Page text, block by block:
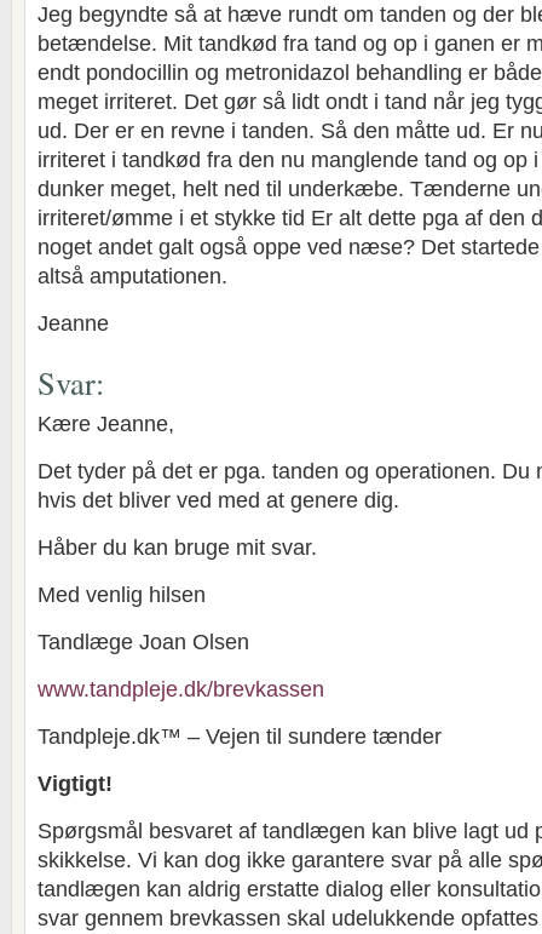
Jeg begyndte så at hæve rundt om tanden og der
betændelse. Mit tandkød fra tand og op i ganen er
endt pondocillin og metronidazol behandling er
meget irriteret. Det gør så lidt ondt i tand når jeg
ud. Der er en revne i tanden. Så den måtte ud. Er
irriteret i tandkød fra den nu manglende tand og op
dunker meget, helt ned til underkæbe. Tænderne
irriteret/ømme i et stykke tid Er alt dette pga af den
noget andet galt også oppe ved næse? Det
altså amputationen.
Jeanne
Svar:
Kære Jeanne,
Det tyder på det er pga. tanden og operationen.
hvis det bliver ved med at genere dig.
Håber du kan bruge mit svar.
Med venlig hilsen
Tandlæge Joan Olsen
www.tandpleje.dk/brevkassen
Tandpleje.dk™ – Vejen til sundere tænder
Vigtigt!
Spørgsmål besvaret af tandlægen kan blive lagt ud
skikkelse. Vi kan dog ikke garantere svar på alle
tandlægen kan aldrig erstatte dialog eller
svar gennem brevkassen skal udelukkende